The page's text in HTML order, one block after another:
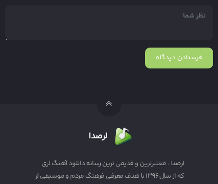
لرصدا
لرصدا ، معتبرترین و قدیمی ترین رسانه دانلود آهنگ لری
که از سال ۱۳۹۶ با هدف معرفی فرهنگ مردم و موسیقی لر